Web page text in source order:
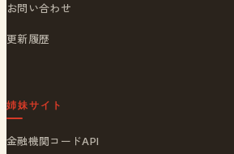
お問い合わせ
更新履歴
姉妹サイト
金融機関コードAPI